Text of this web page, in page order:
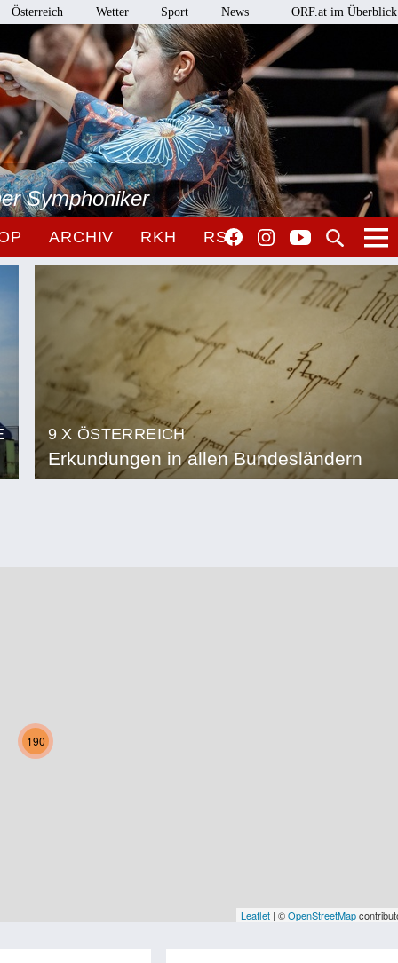
Österreich Wetter Sport News ORF.at im Überblick
Symphoniker
ARCHIV RKH RSO
9 X ÖSTERREICH
Erkundungen in allen Bundesländern
190
Leaflet | ©OpenStreetMap